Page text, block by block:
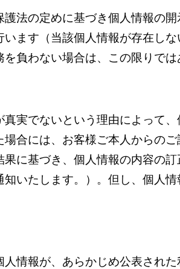
法の定めに基づき個人情報の
います（当該個人情報が存在し
負わない場合は、この限りでは
実でないという理由によって
場合には、お客様ご本人からの
に基づき、個人情報の内容の
いたします。）。但し、個人
情報が、あらかじめ公表され